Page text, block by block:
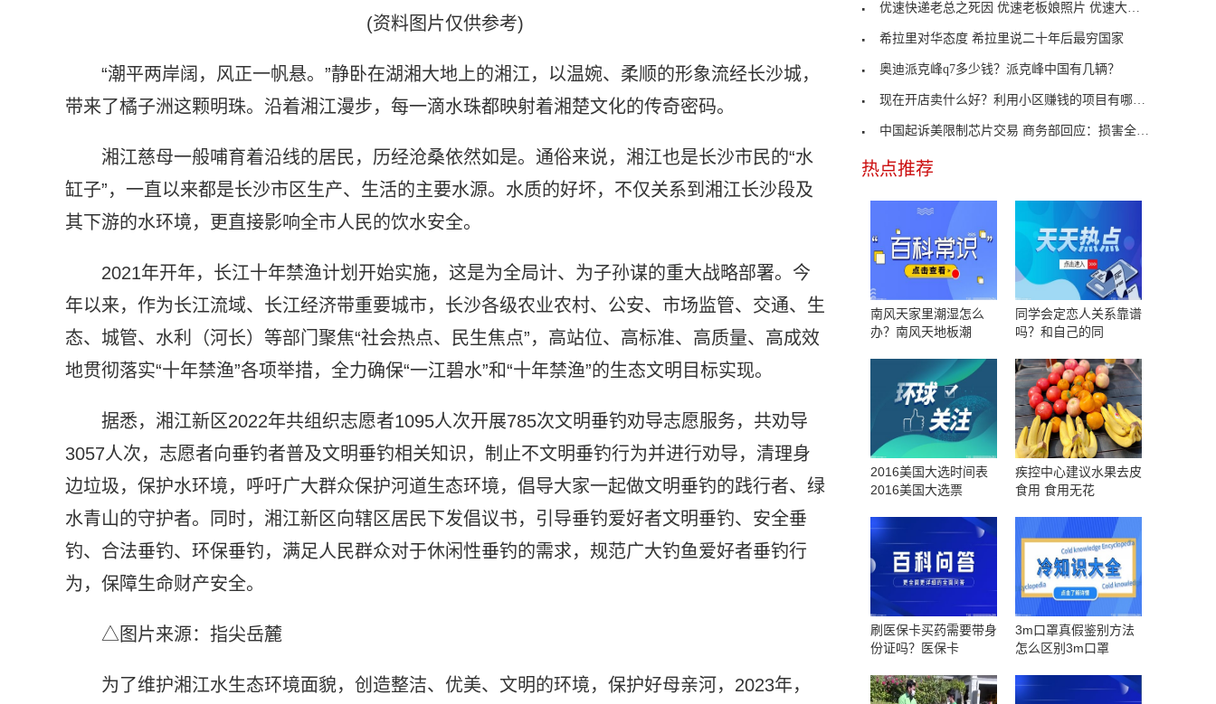
(资料图片仅供参考)
“潮平两岸阔，风正一帆悬。”静卧在湖湘大地上的湘江，以温婉、柔顺的形象流经长沙城，
带来了橘子洲这颗明珠。沿着湘江漫步，每一滴水珠都映射着湘楚文化的传奇密码。
湘江慈母一般哺育着沿线的居民，历经沧桑依然如是。通俗来说，湘江也是长沙市民的“水
缸子”，一直以来都是长沙市区生产、生活的主要水源。水质的好坏，不仅关系到湘江长沙段及
其下游的水环境，更直接影响全市人民的饮水安全。
2021年开年，长江十年禁渔计划开始实施，这是为全局计、为子孙谋的重大战略部署。今
年以来，作为长江流域、长江经济带重要城市，长沙各级农业农村、公安、市场监管、交通、生
态、城管、水利（河长）等部门聚焦“社会热点、民生焦点”，高站位、高标准、高质量、高成效
地贯彻落实“十年禁渔”各项举措，全力确保“一江碧水”和“十年禁渔”的生态文明目标实现。
据悉，湘江新区2022年共组织志愿者1095人次开展785次文明垂钓劝导志愿服务，共劝导
3057人次，志愿者向垂钓者普及文明垂钓相关知识，制止不文明垂钓行为并进行劝导，清理身
边垃圾，保护水环境，呼吁广大群众保护河道生态环境，倡导大家一起做文明垂钓的践行者、绿
水青山的守护者。同时，湘江新区向辖区居民下发倡议书，引导垂钓爱好者文明垂钓、安全垂
钓、合法垂钓、环保垂钓，满足人民群众对于休闲性垂钓的需求，规范广大钓鱼爱好者垂钓行
为，保障生命财产安全。
△图片来源：指尖岳麓
为了维护湘江水生态环境面貌，创造整洁、优美、文明的环境，保护好母亲河，2023年，
优速快递老总之死因 优速老板娘照片 优速大面积退
希拉里对华态度 希拉里说二十年后最穷国家
奥迪派克峰q7多少钱？派克峰中国有几辆？
现在开店卖什么好？利用小区赚钱的项目有哪些？
中国起诉美限制芯片交易 商务部回应：损害全球和平
热点推荐
南风天家里潮湿怎么
办？南风天地板潮
同学会定恋人关系靠谱
吗？和自己的同
2016美国大选时间表
2016美国大选票
疾控中心建议水果去皮
食用 食用无花
刷医保卡买药需要带身
份证吗？医保卡
3m口罩真假鉴别方法
怎么区别3m口罩